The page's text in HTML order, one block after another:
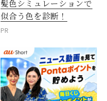
髪色シミュレーションで
似合う色を診断！
PR